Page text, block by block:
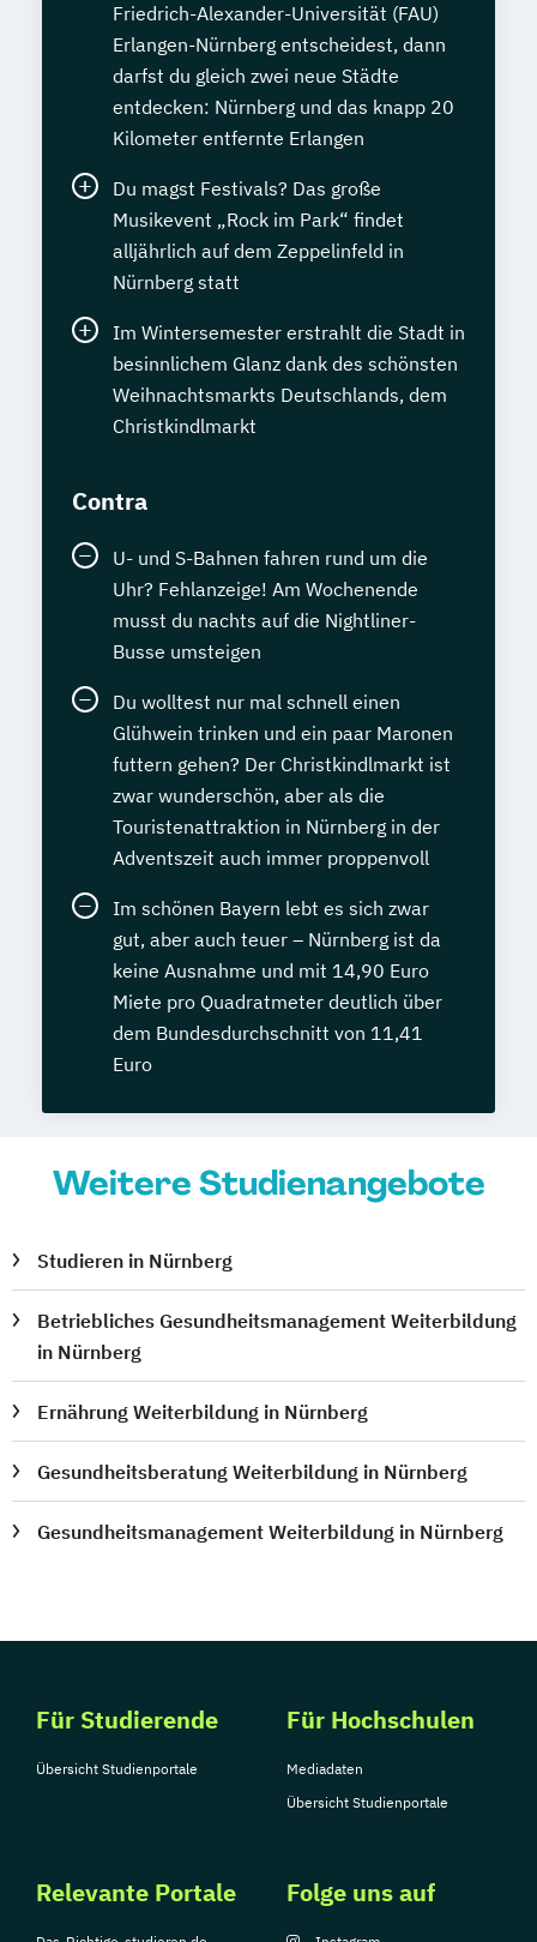
Friedrich-Alexander-Universität (FAU)
Erlangen-Nürnberg entscheidest, dann
darfst du gleich zwei neue Städte
entdecken: Nürnberg und das knapp 20
Kilometer entfernte Erlangen
Du magst Festivals? Das große
Musikevent „Rock im Park“ findet
alljährlich auf dem Zeppelinfeld in
Nürnberg statt
Im Wintersemester erstrahlt die Stadt in
besinnlichem Glanz dank des schönsten
Weihnachtsmarkts Deutschlands, dem
Christkindlmarkt
Contra
U- und S-Bahnen fahren rund um die
Uhr? Fehlanzeige! Am Wochenende
musst du nachts auf die Nightliner-
Busse umsteigen
Du wolltest nur mal schnell einen
Glühwein trinken und ein paar Maronen
futtern gehen? Der Christkindlmarkt ist
zwar wunderschön, aber als die
Touristenattraktion in Nürnberg in der
Adventszeit auch immer proppenvoll
Im schönen Bayern lebt es sich zwar
gut, aber auch teuer – Nürnberg ist da
keine Ausnahme und mit 14,90 Euro
Miete pro Quadratmeter deutlich über
dem Bundesdurchschnitt von 11,41
Euro
Weitere Studienangebote
Studieren in Nürnberg
Betriebliches Gesundheitsmanagement Weiterbildung
in Nürnberg
Ernährung Weiterbildung in Nürnberg
Gesundheitsberatung Weiterbildung in Nürnberg
Gesundheitsmanagement Weiterbildung in Nürnberg
Für Studierende
Übersicht Studienportale
Für Hochschulen
Mediadaten
Übersicht Studienportale
Relevante Portale Folge uns auf